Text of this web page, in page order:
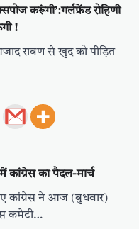
करूंगी’:गर्लफ्रेंड रोहिणी
!
रावण से खुद को पीड़ित
कांग्रेस का पैदल-मार्च
कांग्रेस ने आज (बुधवार)
कमेटी…